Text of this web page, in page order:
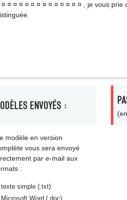
¤ ¤ ¤ ¤ ¤ ¤ ¤ ¤ ¤ ¤ ¤ ¤ ¤ ¤ , je vous
ENVOYÉS :
modèle en version
vous sera envoyé
par e-mail aux
:
texte simple (.txt)
Microsoft Word (.doc)